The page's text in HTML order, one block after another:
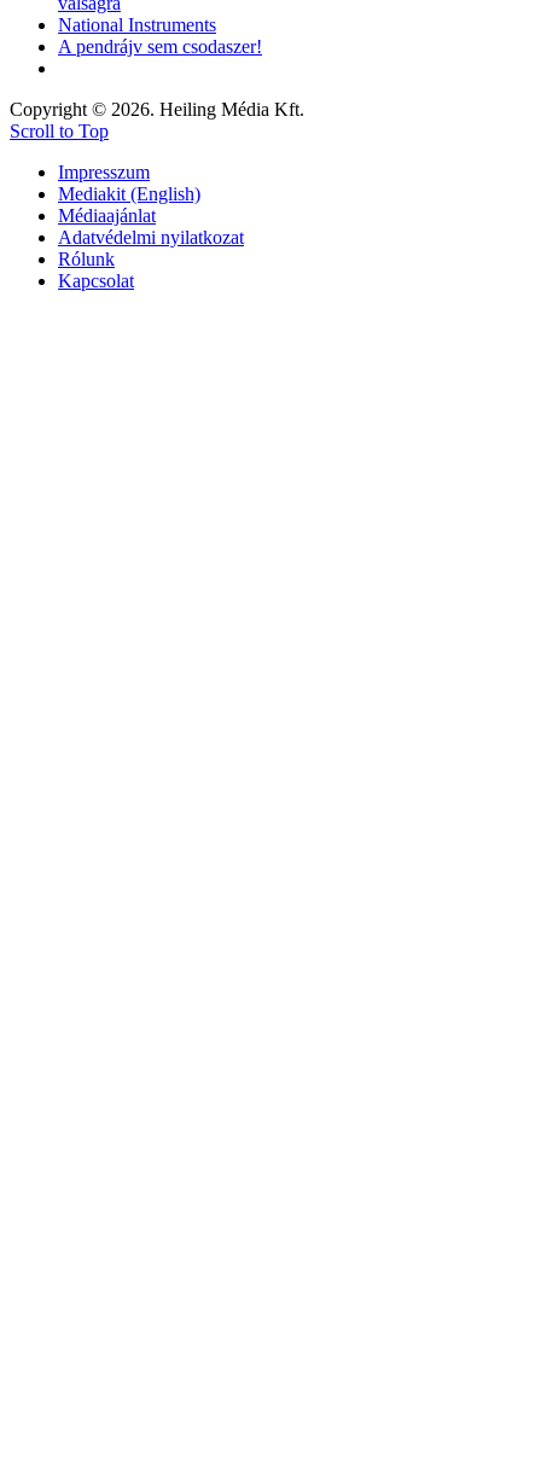
National Instruments
A pendrájv sem csodaszer!
Copyright © 2026. Heiling Média Kft.
Scroll to Top
Impresszum
Mediakit (English)
Médiaajánlat
Adatvédelmi nyilatkozat
Rólunk
Kapcsolat